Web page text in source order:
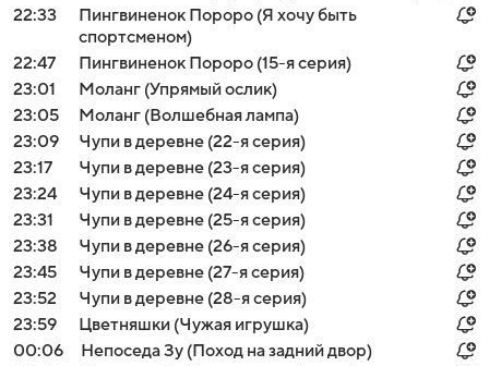
22:33
Пингвиненок Пороро (Я хочу быть
спортсменом)
22:47
Пингвиненок Пороро (15-я серия)
23:01
Моланг (Упрямый ослик)
23:05
Моланг (Волшебная лампа)
23:09
Чупи в деревне (22-я серия)
23:17
Чупи в деревне (23-я серия)
23:24
Чупи в деревне (24-я серия)
23:31
Чупи в деревне (25-я серия)
23:38
Чупи в деревне (26-я серия)
23:45
Чупи в деревне (27-я серия)
23:52
Чупи в деревне (28-я серия)
23:59
Цветняшки (Чужая игрушка)
00:06
Непоседа Зу (Поход на задний двор)